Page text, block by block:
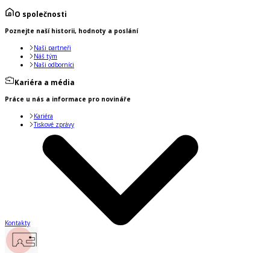
O společnosti
Poznejte naší historii, hodnoty a poslání
Naši partneři
Náš tým
Naši odborníci
Kariéra a média
Práce u nás a informace pro novináře
Kariéra
Tiskové zprávy
Kontakty